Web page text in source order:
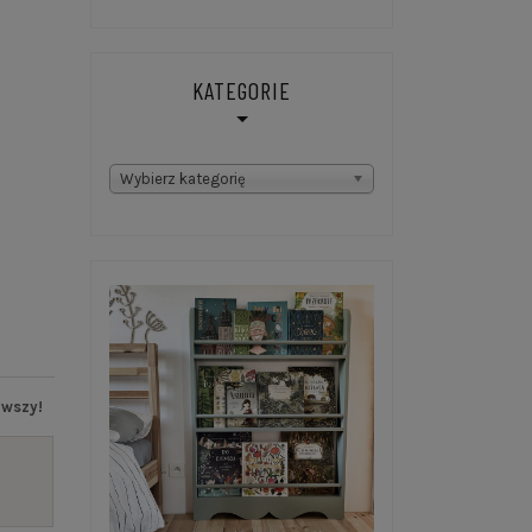
KATEGORIE
Kategorie
Wybierz kategorię